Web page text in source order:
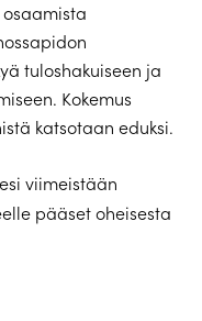
tuloshakuiseen ja
Kokemus
katsotaan eduksi.
viimeistään
pääset oheisesta